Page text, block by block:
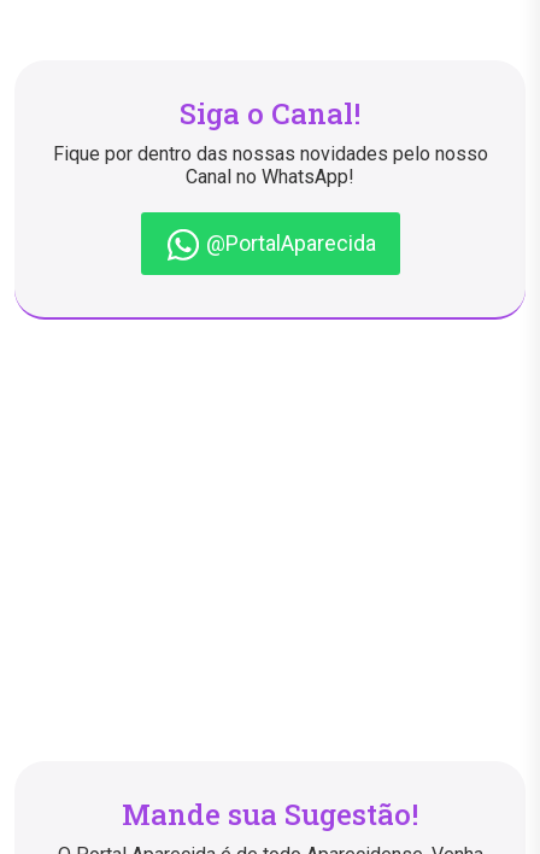
Siga o Canal!
Fique por dentro das nossas novidades pelo nosso
Canal no WhatsApp!
@PortalAparecida
Mande sua Sugestão!